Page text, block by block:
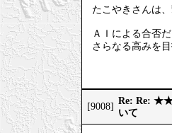
たこやきさんは
ＡＩによる合否
さらなる高みを
[9008]
Re: Re:
いて